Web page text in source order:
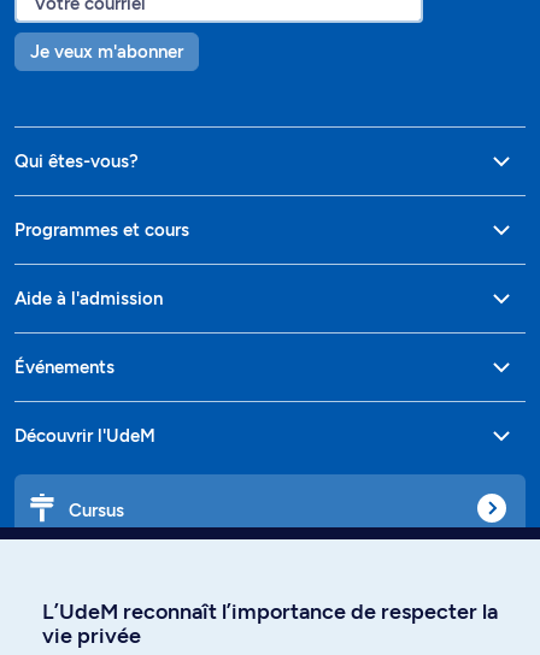
Je veux m'abonner
Qui êtes-vous?
Programmes et cours
Aide à l'admission
Événements
Découvrir l'UdeM
Cursus
L’UdeM reconnaît l’importance de respecter la
vie privée